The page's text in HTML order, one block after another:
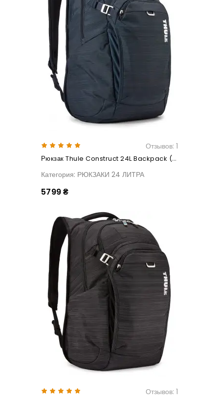
Отзывов: 1
Рюкзак Thule Construct 24L Backpack (Carbon Blue)
Категория: РЮКЗАКИ 24 ЛИТРА
5799 ₴
Отзывов: 1